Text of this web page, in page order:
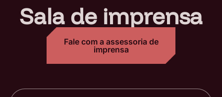
Sala de imprensa
Fale com a assessoria de
imprensa